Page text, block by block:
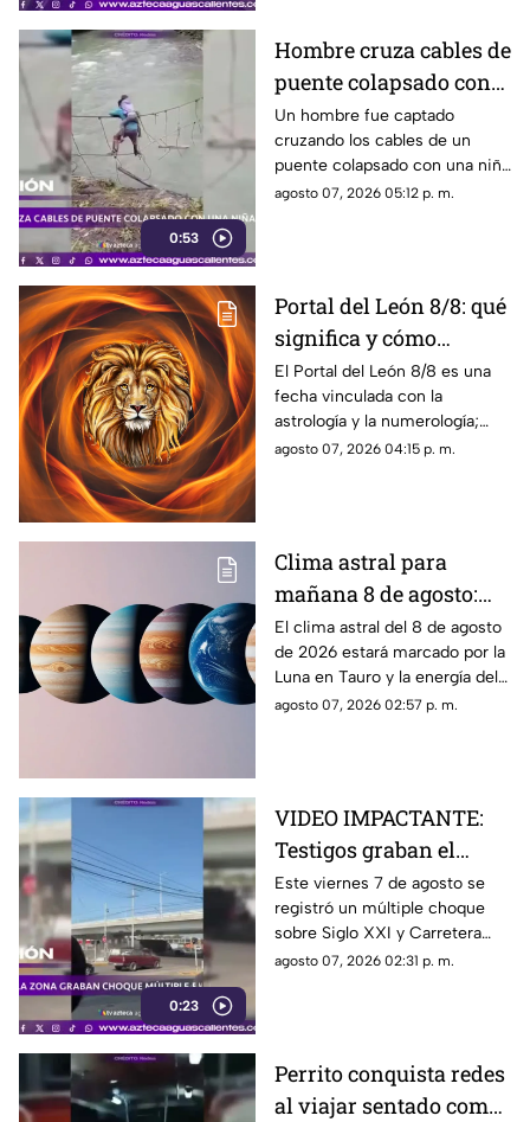
0:53
Hombre cruza cables de
puente colapsado con
una niña en Ecuador
Un hombre fue captado
cruzando los cables de un
puente colapsado con una niña
en la espalda, en Ecuador, ante
agosto 07, 2026 05:12 p. m.
Portal del León 8/8: qué
significa y cómo
aprovechar la energía
de esta fecha
El Portal del León 8/8 es una
fecha vinculada con la
astrología y la numerología;
conoce qué significa, por qué
agosto 07, 2026 04:15 p. m.
Clima astral para
mañana 8 de agosto:
los principales
movimientos
planetarios y el
horóscopo de cada
El clima astral del 8 de agosto
de 2026 estará marcado por la
Luna en Tauro y la energía del
Sol en Leo. Conoce los
agosto 07, 2026 02:57 p. m.
0:23
VIDEO IMPACTANTE:
Testigos graban el
momento exacto en que
tráiler impacta varios
autos en
Aguascalientes
Este viernes 7 de agosto se
registró un múltiple choque
sobre Siglo XXI y Carretera
Federal 70 Oriente
agosto 07, 2026 02:31 p. m.
Perrito conquista redes
al viajar sentado como